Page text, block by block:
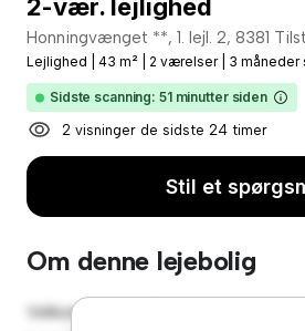
2-vær. lejlighed
Honningvænget **, 1. lejl. 2, 8381 Tilst
Lejlighed 43 m² 2 værelser 3 måneder
Sidste scanning: 51 minutter siden
2 visninger de sidste 24 timer
Stil et
Om denne lejebolig
Velkommen til dit nye byferiested